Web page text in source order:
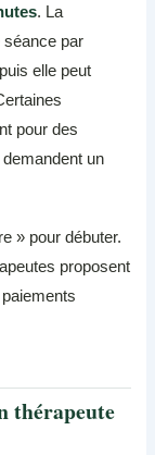
. La
séance par
elle peut
pour des
un
» pour débuter.
proposent
thérapeute